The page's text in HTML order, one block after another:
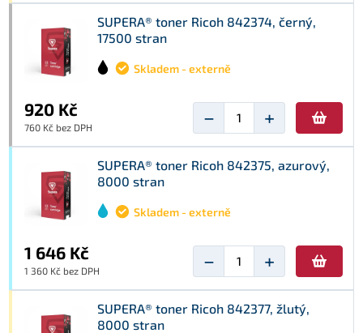
SUPERA® toner Ricoh 842374, černý,
17500 stran
Skladem - externě
920 Kč
760 Kč bez DPH − +
SUPERA® toner Ricoh 842375, azurový,
8000 stran
Skladem - externě
1 646 Kč
1 360 Kč bez DPH − +
SUPERA® toner Ricoh 842377, žlutý,
8000 stran